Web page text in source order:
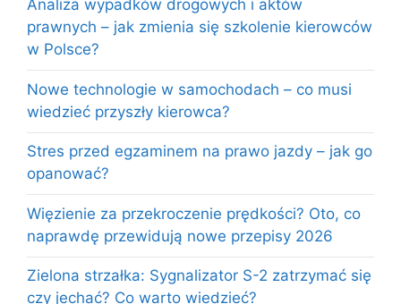
Analiza wypadków drogowych i aktów
prawnych – jak zmienia się szkolenie kierowców
w Polsce?
Nowe technologie w samochodach – co musi
wiedzieć przyszły kierowca?
Stres przed egzaminem na prawo jazdy – jak go
opanować?
Więzienie za przekroczenie prędkości? Oto, co
naprawdę przewidują nowe przepisy 2026
Zielona strzałka: Sygnalizator S-2 zatrzymać się
czy jechać? Co warto wiedzieć?